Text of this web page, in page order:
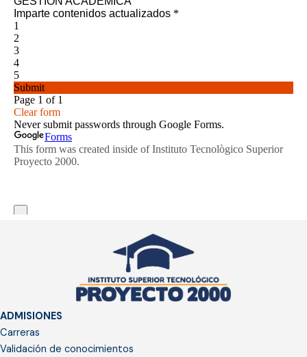
ADMISIONES
Carreras
Validación de conocimientos